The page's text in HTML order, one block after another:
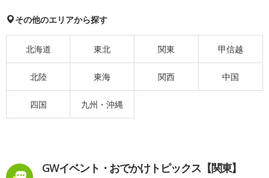
その他のエリアから探す
北海道 東北 関東 甲信越
北陸 東海 関西 中国
四国 九州・沖縄
GWイベント・おでかけトピックス【関東】